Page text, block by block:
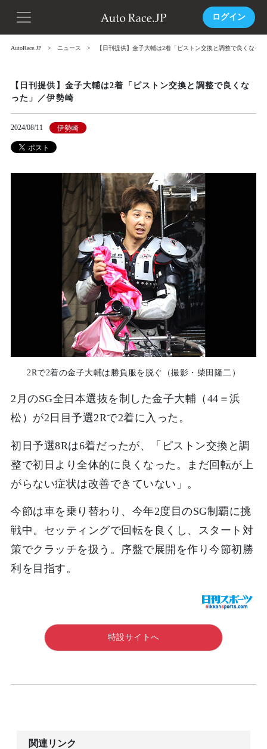
ログイン
AutoRace.JP ニュース 【日刊提供】金子大輔は2着「ピストン交換と調整で良くなっ
【日刊提供】金子大輔は2着「ピストン交換と調整で良くな
った」／伊勢崎
2024/08/11 伊勢崎
2Rで2着の金子大輔は勝負服を脱ぐ（撮影・柴田隆二）
2月のSG全日本選抜を制した金子大輔（44＝浜
松）が2日目予選2Rで2着に入った。
初日予選8Rは6着だったが、「ピストン交換と調
整で初日より全体的に良くなった。まだ回転が上
がらない症状は改善できていない」。
今節は車を乗り替わり、今年2度目のSG制覇に挑
戦中。セッティングで回転を良くし、スタート対
策でクラッチを扱う。序盤で展開を作り今節初勝
利を目指す。
特設サイトへ
関連リンク